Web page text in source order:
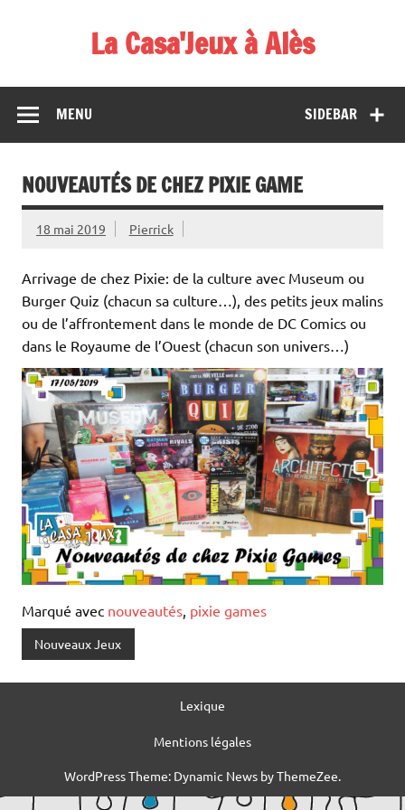
La Casa'Jeux à Alès
démos et de tournois
SIDEBAR
MENU
NOUVEAUTÉS DE CHEZ PIXIE GAME
18 mai 2019 Pierrick
Arrivage de chez Pixie: de la culture avec Museum ou
Burger Quiz (chacun sa culture…), des petits jeux malins
ou de l’affrontement dans le monde de DC Comics ou
dans le Royaume de l’Ouest (chacun son univers…)
Marqué avec nouveautés pixie games
Nouveaux Jeux
Lexique
Mentions légales
WordPress Theme: Dynamic News by ThemeZee.